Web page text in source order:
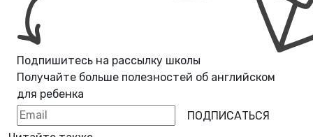
Подпишитесь на рассылку школы
Получайте больше полезностей об английском
для ребенка
ПОДПИСАТЬСЯ